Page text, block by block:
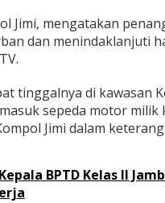
Jimi, mengatakan
dan menindaklanjuti
tinggalnya di kawasan
sepeda motor milik
Jimi dalam
BPTD Kelas II